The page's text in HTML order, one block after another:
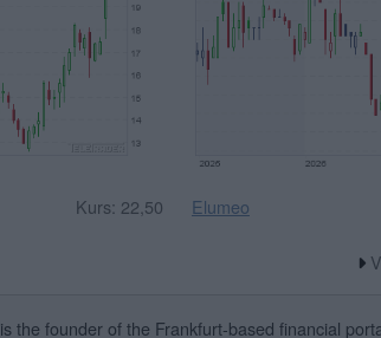
Kurs: 22,50 Elumeo
is the founder of the Frankfurt-based financial